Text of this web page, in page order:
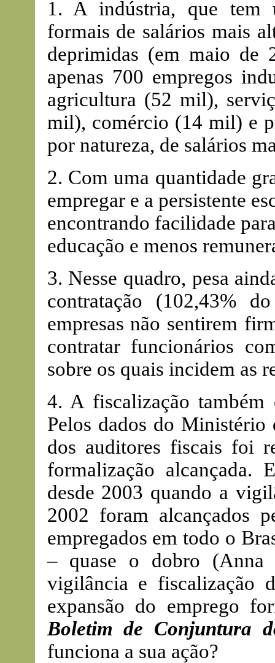
1. A indústria, que tem
formais de salários mais
deprimidas (em maio de
apenas 700 empregos
agricultura (52 mil),
mil), comércio (14 mil) e
por natureza, de salários
2. Com uma quantidade
empregar e a persistente
encontrando facilidade
educação e menos
3. Nesse quadro, pesa
contratação (102,43%
empresas não sentirem
contratar funcionários
sobre os quais incidem as
4. A fiscalização
Pelos dados do
dos auditores fiscais foi
formalização alcançada.
desde 2003 quando a
2002 foram alcançados
empregados em todo o
– quase o dobro (Anna
vigilância e fiscalização
expansão do emprego
Boletim de Conjuntura
funciona a sua ação?